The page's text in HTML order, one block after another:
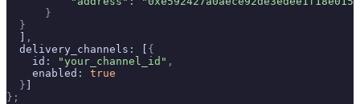
      }
  }
  ]
,
  delivery_channels
: [ {
    id
: "your_channel_id" ,
    enabled
:
true
  }
]
};